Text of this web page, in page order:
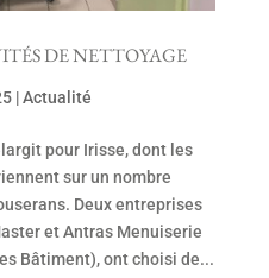
DE NETTOYAGE
|Actualité
pour Irisse, dont les
sur un nombre
Deux entreprises
et Antras Menuiserie
Bâtiment), ont choisi de...